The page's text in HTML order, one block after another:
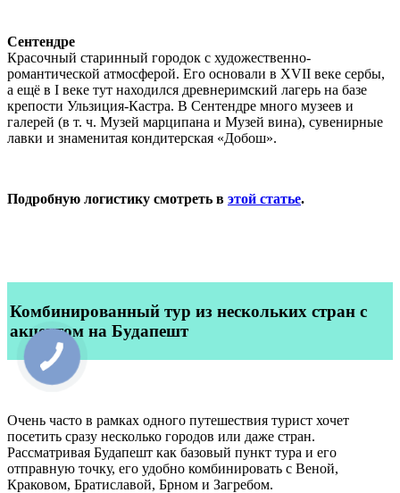
Сентендре
Красочный старинный городок с художественно-
романтической атмосферой. Его основали в XVII веке сербы,
а ещё в I веке тут находился древнеримский лагерь на базе
крепости Ульзиция-Кастра. В Сентендре много музеев и
галерей (в т. ч. Музей марципана и Музей вина), сувенирные
лавки и знаменитая кондитерская «Добош».
Подробную логистику смотреть в этой статье.
Комбинированный тур из нескольких стран с
акцентом на Будапешт
Очень часто в рамках одного путешествия турист хочет
посетить сразу несколько городов или даже стран.
Рассматривая Будапешт как базовый пункт тура и его
отправную точку, его удобно комбинировать с Веной,
Краковом, Братиславой, Брном и Загребом.